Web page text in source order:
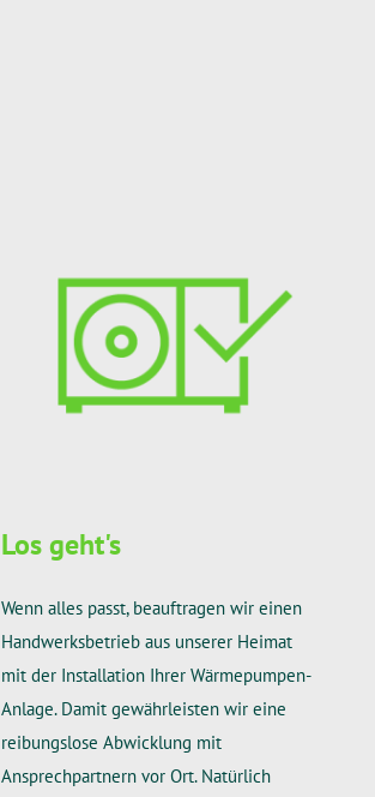
Los geht's
Wenn alles passt, beauftragen wir einen
Handwerksbetrieb aus unserer Heimat
mit der Installation Ihrer Wärmepumpen-
Anlage. Damit gewährleisten wir eine
reibungslose Abwicklung mit
Ansprechpartnern vor Ort. Natürlich